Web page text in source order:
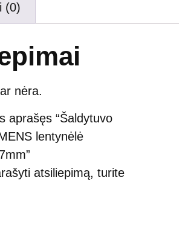
(0)
nėra.
aprašęs “Šaldytuvo
lentynėlė
atsiliepimą, turite